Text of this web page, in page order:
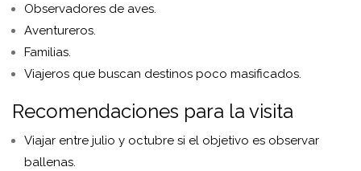
Observadores de aves.
Aventureros.
Familias.
Viajeros que buscan destinos poco masificados.
Recomendaciones para la visita
Viajar entre julio y octubre si el objetivo es observar
ballenas.